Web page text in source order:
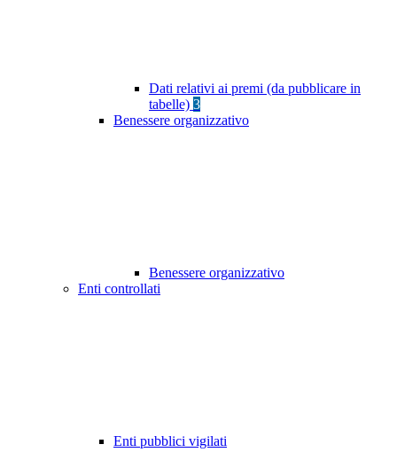
Dati relativi ai premi (da pubblicare in
tabelle) 3
Benessere organizzativo
Benessere organizzativo
Enti controllati
Enti pubblici vigilati